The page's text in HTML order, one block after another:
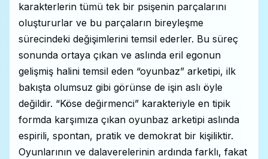
karakterlerin tümü tek bir psişenin parçalarını
oluştururlar ve bu parçaların bireyleşme
sürecindeki değişimlerini temsil ederler. Bu süreç
sonunda ortaya çıkan ve aslında eril egonun
gelişmiş halini temsil eden “oyunbaz” arketipi, ilk
bakışta olumsuz gibi görünse de işin aslı öyle
değildir. “Köse değirmenci” karakteriyle en tipik
formda karşımıza çıkan oyunbaz arketipi aslında
espirili, spontan, pratik ve demokrat bir kişiliktir.
Oyunlarının ve dalaverelerinin ardında farklı, fakat